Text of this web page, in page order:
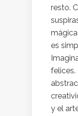
resto.
es
felices.
y el